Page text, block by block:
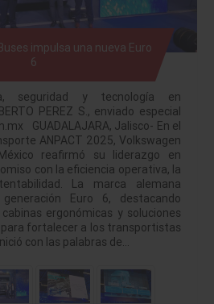
impulsa una nueva Euro
6
seguridad y tecnología en
PEREZ S., enviado especial
GUADALAJARA, Jalisco- En el
ANPACT 2025, Volkswagen
reafirmó su liderazgo en
con la eficiencia operativa, la
La marca alemana
Euro 6, destacando
ergonómicas y soluciones
fortalecer a los transportistas
con las palabras de…